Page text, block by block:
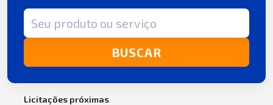
Termo de busca
BUSCAR
Licitações próximas